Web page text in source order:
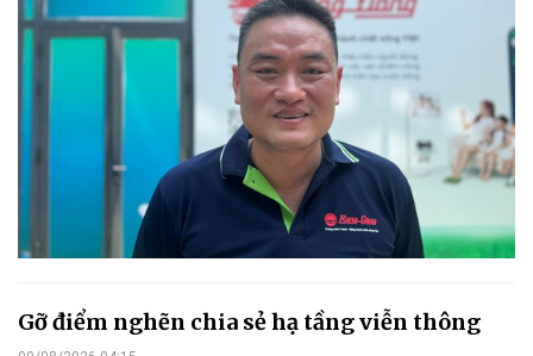
Gỡ điểm nghẽn chia sẻ hạ tầng viễn thông